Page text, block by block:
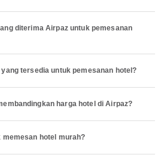
diterima Airpaz untuk pemesanan
tersedia untuk pemesanan hotel?
harga hotel di Airpaz?
hotel murah?